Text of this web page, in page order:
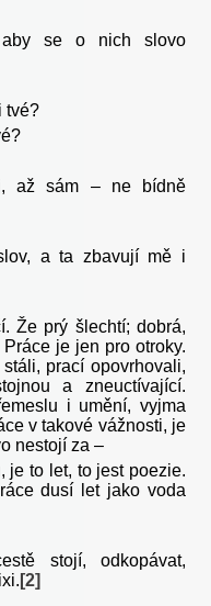
se o nich slovo
tvé?
až sám – ne bídně
a ta zbavují mě i
Že prý šlechtí; dobrá,
je jen pro otroky.
prací opovrhovali,
a zneuctívající.
i umění, vyjma
v takové vážnosti, je
nestojí za –
je to let, to jest poezie.
dusí let jako voda
stojí, odkopávat,
[2]